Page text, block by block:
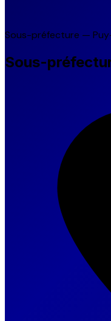
Sous-préfecture —
Sous-